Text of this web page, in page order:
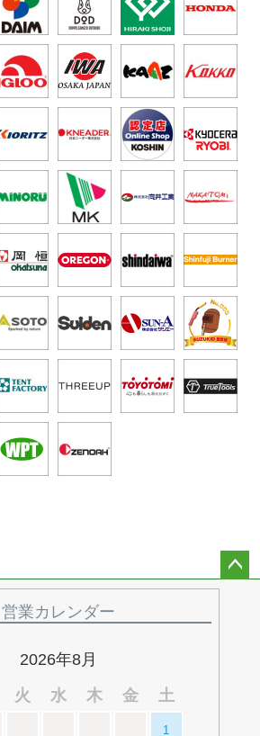
営業カレンダー
2026年8月
火 水 木 金 土
1